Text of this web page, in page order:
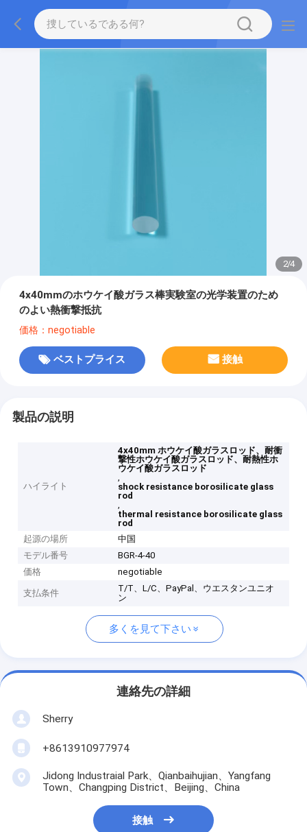
2/4
4x40mmのホウケイ酸ガラス棒実験室の光学装置のため
のよい熱衝撃抵抗
価格：negotiable
ベストプライス 接触
製品の説明
ハイライト
4x40mm ホウケイ酸ガラスロッド、耐衝
撃性ホウケイ酸ガラスロッド、耐熱性ホ
ウケイ酸ガラスロッド
,
shock resistance borosilicate glass
rod
,
thermal resistance borosilicate glass
rod
起源の場所
中国
モデル番号
BGR-4-40
価格
negotiable
支払条件
T/T、L/C、PayPal、ウエスタンユニオ
ン
多くを見て下さい
連絡先の詳細
Sherry
+8613910977974
Jidong Industraial Park、Qianbaihujian、Yangfang
Town、Changping District、Beijing、China
接触